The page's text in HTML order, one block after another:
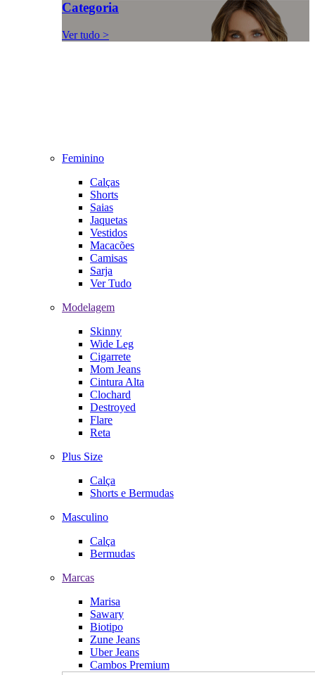
Categoria
Ver tudo >
Feminino
Calças
Shorts
Saias
Jaquetas
Vestidos
Macacões
Camisas
Sarja
Ver Tudo
Modelagem
Skinny
Wide Leg
Cigarrete
Mom Jeans
Cintura Alta
Clochard
Destroyed
Flare
Reta
Plus Size
Calça
Shorts e Bermudas
Masculino
Calça
Bermudas
Marcas
Marisa
Sawary
Biotipo
Zune Jeans
Uber Jeans
Cambos Premium